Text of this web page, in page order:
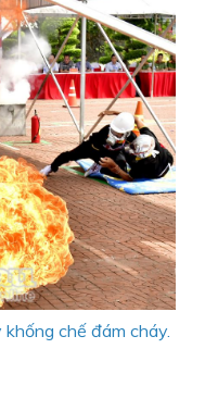
chế đám cháy.